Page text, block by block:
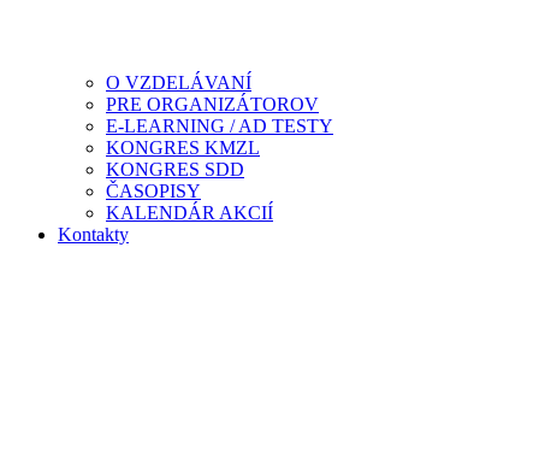
O VZDELÁVANÍ
PRE ORGANIZÁTOROV
E-LEARNING / AD TESTY
KONGRES KMZL
KONGRES SDD
ČASOPISY
KALENDÁR AKCIÍ
Kontakty